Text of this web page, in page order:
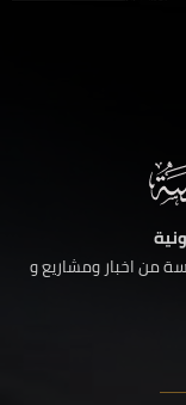
من اخبار ومشاريع و